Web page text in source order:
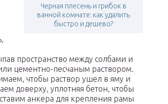
Черная плесень и грибок в
ванной комнате: как удалить
быстро и дешево?
пространство между солбами и
цементно-песчаным раствором.
чтобы раствор ушел в яму и
доверху, уплотняя бетон, чтобы
анкера для крепления рамы